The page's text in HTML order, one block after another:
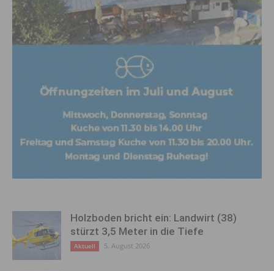
Holzboden bricht ein: Landwirt (38)
stürzt 3,5 Meter in die Tiefe
Aktuell 5. August 2026